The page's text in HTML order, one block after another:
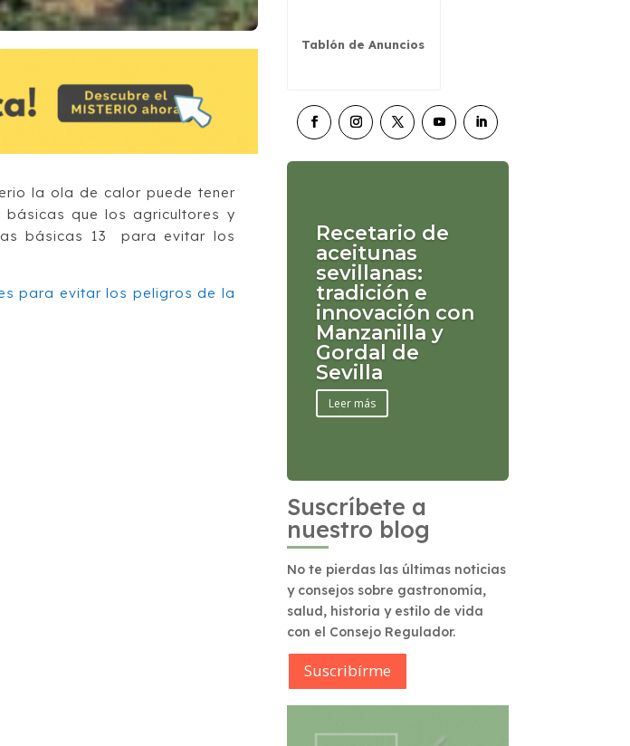
la ola de calor puede tener
básicas que los agricultores y
básicas 13 para evitar los
para evitar los peligros de la
Tablón de Anuncios
Recetario de
aceitunas
sevillanas:
tradición e
innovación con
Manzanilla y
Gordal de
Sevilla
Leer más
Suscríbete a
nuestro blog
No te pierdas las últimas noticias
y consejos sobre gastronomía,
salud, historia y estilo de vida
con el Consejo Regulador.
Suscribírme